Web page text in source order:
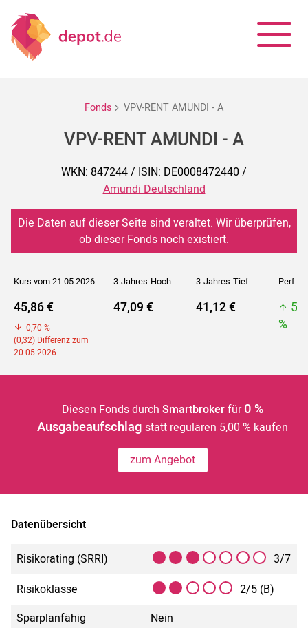
Fonds VPV-RENT AMUNDI - A
VPV-RENT AMUNDI - A
WKN: 847244 / ISIN: DE0008472440 /
Amundi Deutschland
Die Daten auf dieser Seite sind veraltet. Wir überprüfen,
ob dieser Fonds noch existiert.
Kurs vom 21.05.2026 3-Jahres-Hoch 3-Jahres-Tief Perf. 5J
45,86 €
0,70 %
(0,32) Differenz zum
20.05.2026
47,09 € 41,12 €
%
Diesen Fonds durch Smartbrokerfür 0 %
Ausgabeaufschlagstatt regulären 5,00 % kaufen
zum Angebot
Datenübersicht
Risikorating (SRRI)
3/7
Risikoklasse
2/5 (B)
Sparplanfähig
Nein